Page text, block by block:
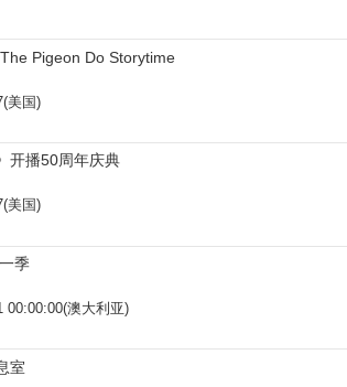
Pigeon Do Storytime
美国)
开播50周年庆典
美国)
季
00:00:00(澳大利亚)
室